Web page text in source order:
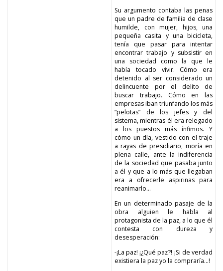
Su argumento contaba las penas
que un padre de familia de clase
humilde, con mujer, hijos, una
pequeña casita y una bicicleta,
tenía que pasar para intentar
encontrar trabajo y subsistir en
una sociedad como la que le
había tocado vivir. Cómo era
detenido al ser considerado un
delincuente por el delito de
buscar trabajo. Cómo en las
empresas iban triunfando los más
“pelotas” de los jefes y del
sistema, mientras él era relegado
a los puestos más ínfimos. Y
cómo un día, vestido con el traje
a rayas de presidiario, moría en
plena calle, ante la indiferencia
de la sociedad que pasaba junto
a él y que a lo más que llegaban
era a ofrecerle aspirinas para
reanimarlo…
En un determinado pasaje de la
obra alguien le habla al
protagonista de la paz, a lo que él
contesta con dureza y
desesperación:
-¡La paz! ¡¿Qué paz?! ¡Si de verdad
existiera la paz yo la compraría…!